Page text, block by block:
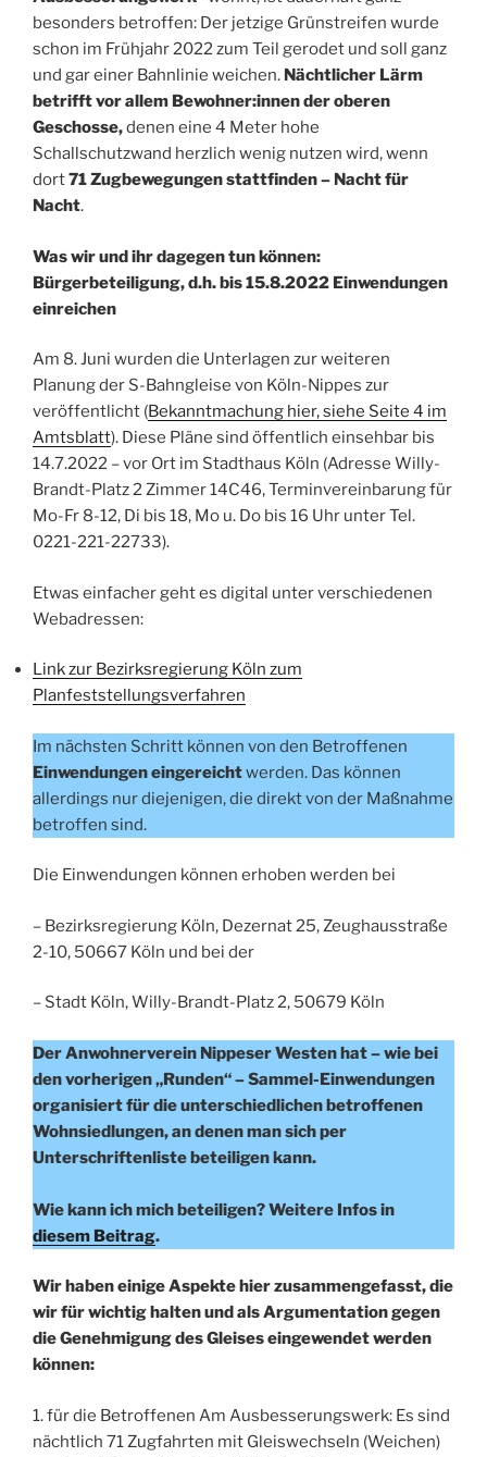
besonders betroffen: Der jetzige Grünstreifen wurde
schon im Frühjahr 2022 zum Teil gerodet und soll ganz
und gar einer Bahnlinie weichen. Nächtlicher Lärm
betrifft vor allem Bewohner:innen der oberen
Geschosse,denen eine 4 Meter hohe
Schallschutzwand herzlich wenig nutzen wird, wenn
dort71 Zugbewegungen stattfinden – Nacht für
Nacht.
Was wir und ihr dagegen tun können:
Bürgerbeteiligung, d.h. bis 15.8.2022 Einwendungen
einreichen
Am 8. Juni wurden die Unterlagen zur weiteren
Planung der S-Bahngleise von Köln-Nippes zur
veröffentlicht (Bekanntmachung hier, siehe Seite 4 im
Amtsblatt). Diese Pläne sind öffentlich einsehbar bis
14.7.2022 – vor Ort im Stadthaus Köln (Adresse Willy-
Brandt-Platz 2 Zimmer 14C46, Terminvereinbarung für
Mo-Fr 8-12, Di bis 18, Mo u. Do bis 16 Uhr unter Tel.
0221-221-22733).
Etwas einfacher geht es digital unter verschiedenen
Webadressen:
Link zur Bezirksregierung Köln zum
Planfeststellungsverfahren
Im nächsten Schritt können von den Betroffenen
Einwendungen eingereichtwerden. Das können
allerdings nur diejenigen, die direkt von der Maßnahme
betroffen sind.
Die Einwendungen können erhoben werden bei
– Bezirksregierung Köln, Dezernat 25, Zeughausstraße
2-10, 50667 Köln und bei der
– Stadt Köln, Willy-Brandt-Platz 2, 50679 Köln
Der Anwohnerverein Nippeser Westen hat – wie bei
den vorherigen „Runden“ – Sammel-Einwendungen
organisiert für die unterschiedlichen betroffenen
Wohnsiedlungen, an denen man sich per
Unterschriftenliste beteiligen kann.
Wie kann ich mich beteiligen? Weitere Infos in
diesem Beitrag.
Wir haben einige Aspekte hier zusammengefasst, die
wir für wichtig halten und als Argumentation gegen
die Genehmigung des Gleises eingewendet werden
können:
1. für die Betroffenen Am Ausbesserungswerk: Es sind
nächtlich 71 Zugfahrten mit Gleiswechseln (Weichen)